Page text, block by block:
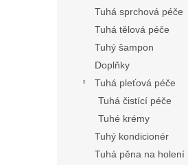
Tuhá sprchová péče
Tuhá tělová péče
Tuhý šampon
Doplňky
Tuhá pleťová péče
Tuhá čistící péče
Tuhé krémy
Tuhý kondicionér
Tuhá pěna na holení